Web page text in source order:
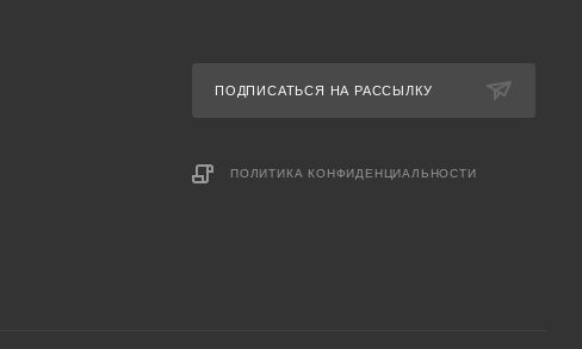
ПОДПИСАТЬСЯ НА РАССЫЛКУ
ПОЛИТИКА КОНФИДЕНЦИАЛЬНОСТИ